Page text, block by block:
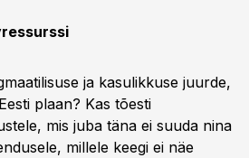
ja kasulikkuse juurde,
plaan? Kas tõesti
mis juba täna ei suuda nina
millele keegi ei näe